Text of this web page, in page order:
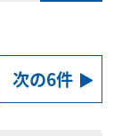
次の6件